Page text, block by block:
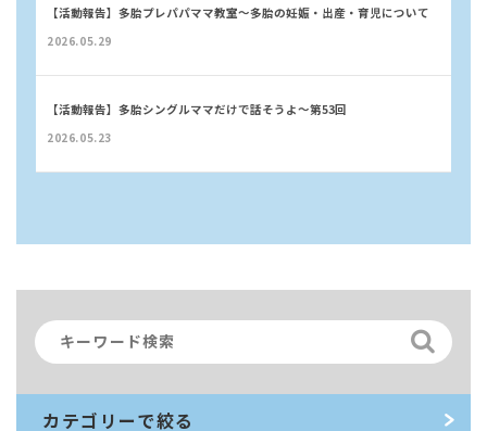
【活動報告】多胎プレパパママ教室〜多胎の妊娠・出産・育児について
2026.05.29
【活動報告】多胎シングルママだけで話そうよ〜第53回
2026.05.23
カテゴリーで絞る